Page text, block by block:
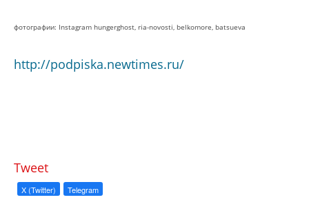
фотографии: Instagram hungerghost, ria-novosti, belkomore, batsueva
http://podpiska.newtimes.ru/
Tweet
X (Twitter) Telegram